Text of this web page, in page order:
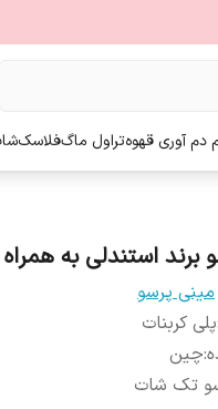
دم آوری قهوهتراول ماگفلاسک
برند استندلی به
مینی پرسو
:پلی کربنات
:چین
تک شات